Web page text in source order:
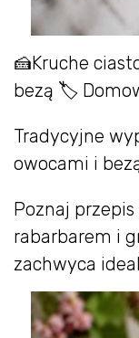
🍰Kruche
bezą 🏷
Tradycyjne
owocami i
Poznaj
rabarbarem i
zachwyca